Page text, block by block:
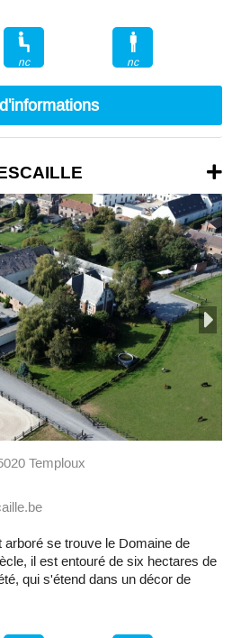
nc nc
Temploux
se trouve le Domaine de
il est entouré de six hectares de
qui s'étend dans un décor de